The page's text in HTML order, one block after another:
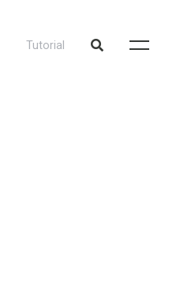
Tutorial